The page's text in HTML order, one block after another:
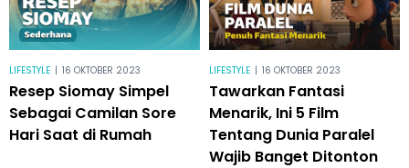
LIFESTYLE | 16 OKTOBER 2023
Resep Siomay Simpel
Sebagai Camilan Sore
Hari Saat di Rumah
LIFESTYLE | 16 OKTOBER 2023
Tawarkan Fantasi
Menarik, Ini 5 Film
Tentang Dunia Paralel
Wajib Banget Ditonton